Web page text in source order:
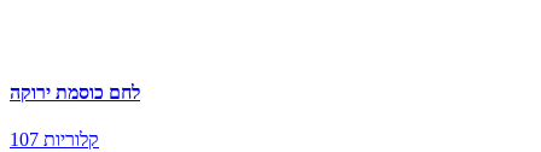
לחם כוסמת ירוקה
107 קלוריות